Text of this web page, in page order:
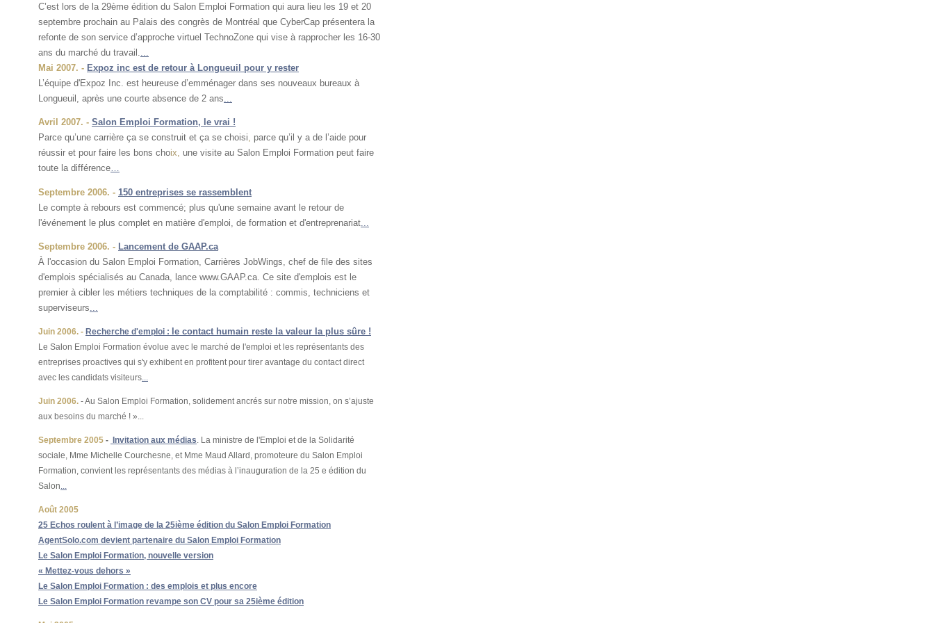
C’est lors de la 29ème édition du Salon Emploi Formation qui aura lieu les 19 et 20
septembre prochain au Palais des congrès de Montréal que CyberCap présentera la
refonte de son service d’approche virtuel TechnoZone qui vise à rapprocher les 16-30
ans du marché du travail....
Mai 2007. - Expoz inc est de retour à Longueuil pour y rester
L’équipe d'Expoz Inc. est heureuse d’emménager dans ses nouveaux bureaux à
Longueuil, après une courte absence de 2 ans...
Avril 2007. - Salon Emploi Formation, le vrai !
Parce qu’une carrière ça se construit et ça se choisi, parce qu’il y a de l’aide pour
réussir et pour faire les bons choix, une visite au Salon Emploi Formation peut faire
toute la différence…
Septembre 2006. - 150 entreprises se rassemblent
Le compte à rebours est commencé; plus qu'une semaine avant le retour de
l'événement le plus complet en matière d'emploi, de formation et d'entreprenariat...
Septembre 2006. - Lancement de GAAP.ca
À l'occasion du Salon Emploi Formation, Carrières JobWings, chef de file des sites
d'emplois spécialisés au Canada, lance www.GAAP.ca. Ce site d'emplois est le
premier à cibler les métiers techniques de la comptabilité : commis, techniciens et
superviseurs...
Juin 2006. - Recherche d'emploi : le contact humain reste la valeur la plus sûre !
Le Salon Emploi Formation évolue avec le marché de l'emploi et les représentants des
entreprises proactives qui s'y exhibent en profitent pour tirer avantage du contact direct
avec les candidats visiteurs...
Juin 2006. - Au Salon Emploi Formation, solidement ancrés sur notre mission, on s’ajuste
aux besoins du marché ! »...
Septembre 2005 - Invitation aux médias. La ministre de l'Emploi et de la Solidarité
sociale, Mme Michelle Courchesne, et Mme Maud Allard, promoteure du Salon Emploi
Formation, convient les représentants des médias à l’inauguration de la 25 e édition du
Salon...
Août 2005
25 Echos roulent à l’image de la 25ième édition du Salon Emploi Formation
AgentSolo.com devient partenaire du Salon Emploi Formation
Le Salon Emploi Formation, nouvelle version
« Mettez-vous dehors »
Le Salon Emploi Formation : des emplois et plus encore
Le Salon Emploi Formation revampe son CV pour sa 25ième édition